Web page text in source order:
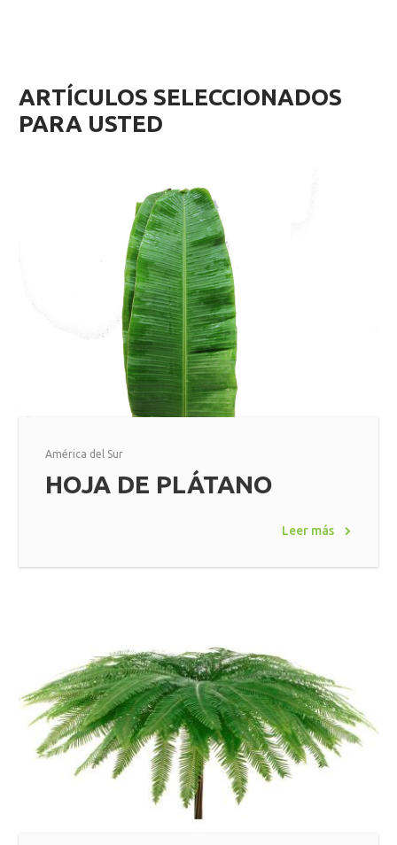
ARTÍCULOS SELECCIONADOS
PARA USTED
América del Sur
HOJA DE PLÁTANO
Leer más